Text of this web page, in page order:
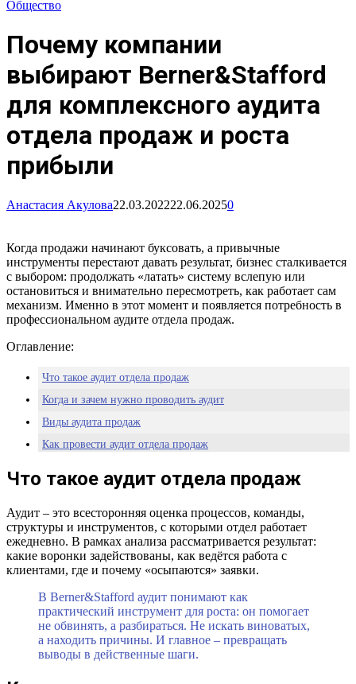
Общество
Почему компании
выбирают Berner&Stafford
для комплексного аудита
отдела продаж и роста
прибыли
Анастасия Акулова22.03.202222.06.20250
Когда продажи начинают буксовать, а привычные
инструменты перестают давать результат, бизнес сталкивается
с выбором: продолжать «латать» систему вслепую или
остановиться и внимательно пересмотреть, как работает сам
механизм. Именно в этот момент и появляется потребность в
профессиональном аудите отдела продаж.
Оглавление:
Что такое аудит отдела продаж
Когда и зачем нужно проводить аудит
Виды аудита продаж
Как провести аудит отдела продаж
Что важно учитывать при проверке
Немного о нас
Что такое аудит отдела продаж
Аудит – это всесторонняя оценка процессов, команды,
структуры и инструментов, с которыми отдел работает
ежедневно. В рамках анализа рассматривается результат:
какие воронки задействованы, как ведётся работа с
клиентами, где и почему «осыпаются» заявки.
В Berner&Stafford аудит понимают как
практический инструмент для роста: он помогает
не обвинять, а разбираться. Не искать виноватых,
а находить причины. И главное – превращать
выводы в действенные шаги.